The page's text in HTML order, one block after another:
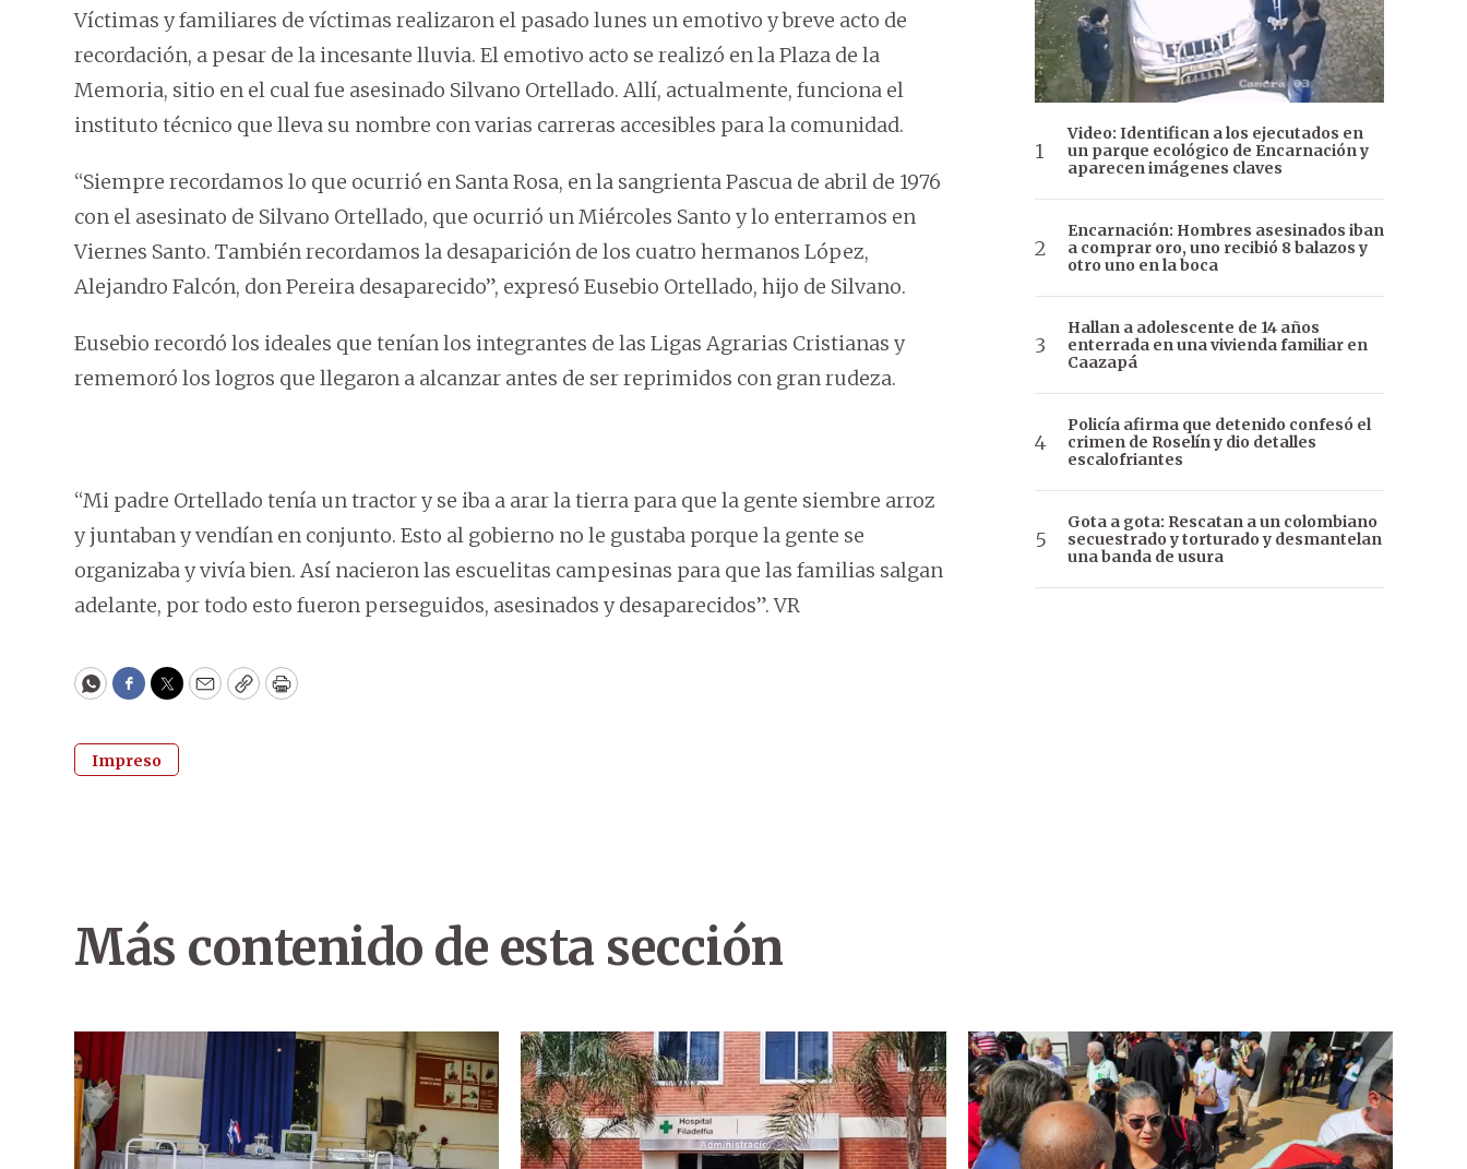
Víctimas y familiares de víctimas realizaron el pasado lunes un emotivo y breve acto de
recordación, a pesar de la incesante lluvia. El emotivo acto se realizó en la Plaza de la
Memoria, sitio en el cual fue asesinado Silvano Ortellado. Allí, actualmente, funciona el
instituto técnico que lleva su nombre con varias carreras accesibles para la comunidad.
“Siempre recordamos lo que ocurrió en Santa Rosa, en la sangrienta Pascua de abril de 1976
con el asesinato de Silvano Ortellado, que ocurrió un Miércoles Santo y lo enterramos en
Viernes Santo. También recordamos la desaparición de los cuatro hermanos López,
Alejandro Falcón, don Pereira desaparecido”, expresó Eusebio Ortellado, hijo de Silvano.
Eusebio recordó los ideales que tenían los integrantes de las Ligas Agrarias Cristianas y
rememoró los logros que llegaron a alcanzar antes de ser reprimidos con gran rudeza.
“Mi padre Ortellado tenía un tractor y se iba a arar la tierra para que la gente siembre arroz
y juntaban y vendían en conjunto. Esto al gobierno no le gustaba porque la gente se
organizaba y vivía bien. Así nacieron las escuelitas campesinas para que las familias salgan
adelante, por todo esto fueron perseguidos, asesinados y desaparecidos”. VR
WhatsApp
Facebook
Twitter
EmailCopyPrint
Impreso
Video: Identifican a los ejecutados en
un parque ecológico de Encarnación y
aparecen imágenes claves
Encarnación: Hombres asesinados iban
a comprar oro, uno recibió 8 balazos y
otro uno en la boca
Hallan a adolescente de 14 años
enterrada en una vivienda familiar en
Caazapá
Policía afirma que detenido confesó el
crimen de Roselín y dio detalles
escalofriantes
Gota a gota: Rescatan a un colombiano
secuestrado y torturado y desmantelan
una banda de usura
Más contenido de esta sección